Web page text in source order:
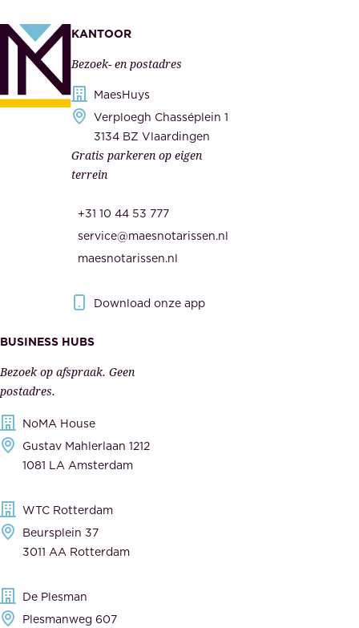
k
e
h
e
s
i
j
t
o
g
e
n
n
e
s
l
e
r
c
i
KANTOOR
Bezoek- en postadres
MaesHuys
Verploegh Chasséplein 1
3134 BZ Vlaardingen
Gratis parkeren op eigen
terrein
+31 10 44 53 777
service@maesnotarissen.nl
maesnotarissen.nl
Download onze app
BUSINESS HUBS
Bezoek op afspraak. Geen
postadres.
NoMA House
Gustav Mahlerlaan 1212
1081 LA Amsterdam
WTC Rotterdam
Beursplein 37
3011 AA Rotterdam
De Plesman
Plesmanweg 607